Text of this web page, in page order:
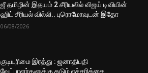
ஜீ தமிழின் இதயம் 2 சீரியலில் விஜய் டிவியின்
ஹிட் சீரியல் வில்லி.. புரொமோவுடன் இதோ
06/08/2026
குடியுரிமை இரத்து : ஜனாதிபதி
வேட்பாளர்களுக்கு கடும் எச்சரிக்கை